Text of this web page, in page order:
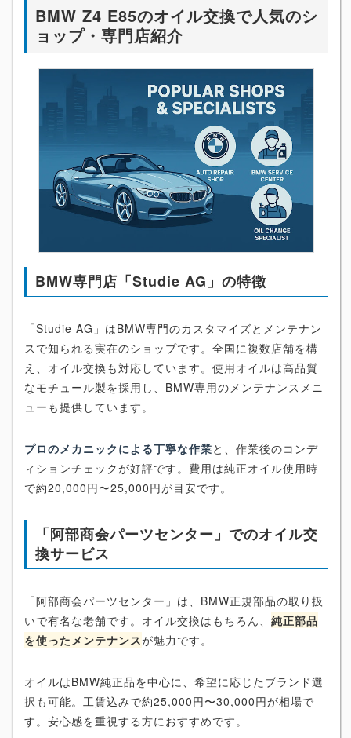
BMW Z4 E85のオイル交換で人気のシ
ョップ・専門店紹介
BMW専門店「Studie AG」の特徴
「Studie AG」はBMW専門のカスタマイズとメンテナン
スで知られる実在のショップです。全国に複数店舗を構
え、オイル交換も対応しています。使用オイルは高品質
なモチュール製を採用し、BMW専用のメンテナンスメニ
ューも提供しています。
プロのメカニックによる丁寧な作業と、作業後のコンデ
ィションチェックが好評です。費用は純正オイル使用時
で約20,000円〜25,000円が目安です。
「阿部商会パーツセンター」でのオイル交
換サービス
「阿部商会パーツセンター」は、BMW正規部品の取り扱
いで有名な老舗です。オイル交換はもちろん、 純正部品
を使ったメンテナンスが魅力です。
オイルはBMW純正品を中心に、希望に応じたブランド選
択も可能。工賃込みで約25,000円〜30,000円が相場で
す。安心感を重視する方におすすめです。